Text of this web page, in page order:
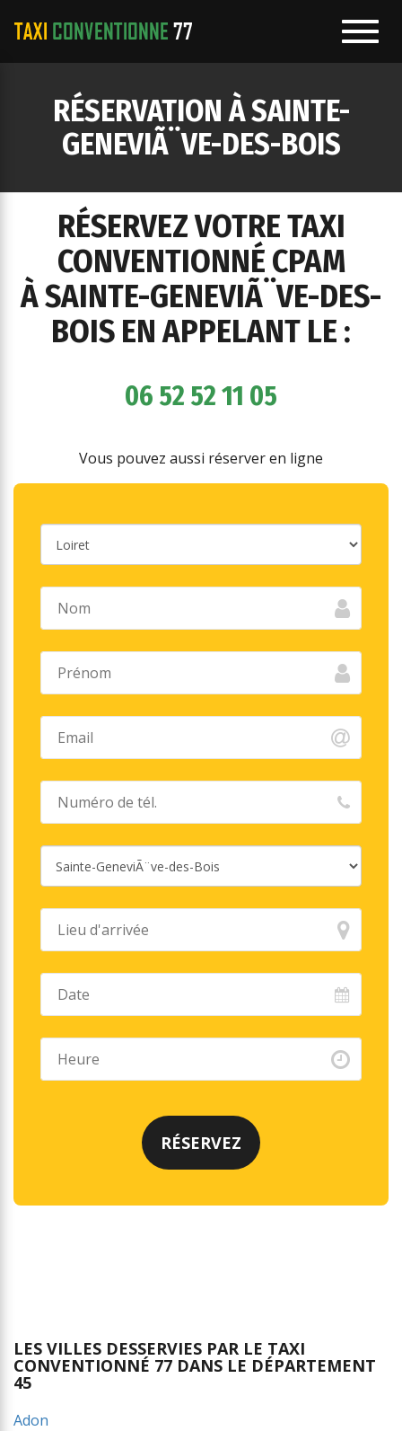
RÉSERVATION À SAINTE-
GENEVIÃ¨VE-DES-BOIS
RÉSERVEZ VOTRE TAXI
CONVENTIONNÉ CPAM
À SAINTE-GENEVIÃ¨VE-DES-
BOIS EN APPELANT LE :
06 52 52 11 05
Vous pouvez aussi réserver en ligne
LES VILLES DESSERVIES PAR LE TAXI
CONVENTIONNÉ 77 DANS LE DÉPARTEMENT
45
Adon